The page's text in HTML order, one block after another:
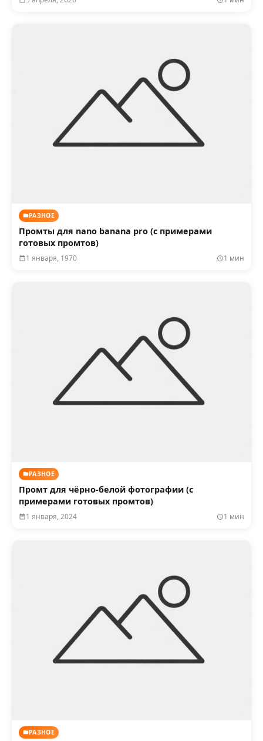
РАЗНОЕ
Промты для nano banana pro (с примерами
готовых промтов)
1 января, 1970 1 мин
РАЗНОЕ
Промт для чёрно-белой фотографии (с
примерами готовых промтов)
1 января, 2024 1 мин
РАЗНОЕ